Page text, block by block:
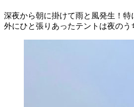
深夜から朝に掛けて雨と風発生！特
外にひと張りあったテントは夜の